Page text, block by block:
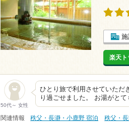
楽天ト
50代～ 女性
ひとり旅で利用させていただ
り過ごせました。 お湯がと
関連情報 秩父・長瀞・小鹿野 宿泊 秩父・